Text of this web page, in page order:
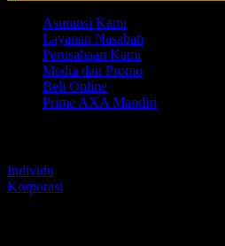
Asuransi Kami
Layanan Nasabah
Perusahaan Kami
Media dan Promo
Beli Online
Prime AXA Mandiri
Individu
Korporasi